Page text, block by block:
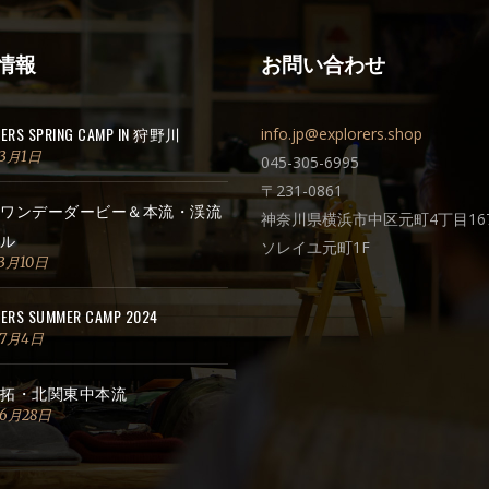
報
SPRING CAMP IN 狩野川
月1日
ンデーダービー＆本流・渓流
月10日
SUMMER CAMP 2024
月4日
・北関東中本流
月28日
お問い合わせ
info.jp@explorers.shop
045-305-6995
〒231-0861
神奈川県横浜市中区元町4丁目
ソレイユ元町1F